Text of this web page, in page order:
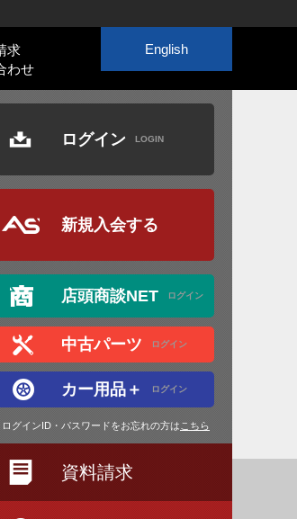
求
わせ
English
ログイン LOGIN
新規入会する
店頭商談NET ログイン
中古パーツ ログイン
カー用品＋ ログイン
グインID・パスワードをお忘れの方は こちら
資料請求